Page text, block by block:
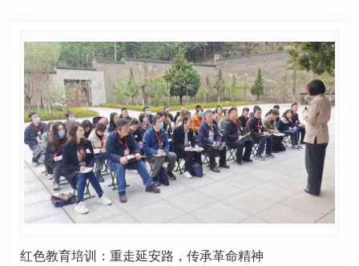
红色教育培训：重走延安路，传承革命精神